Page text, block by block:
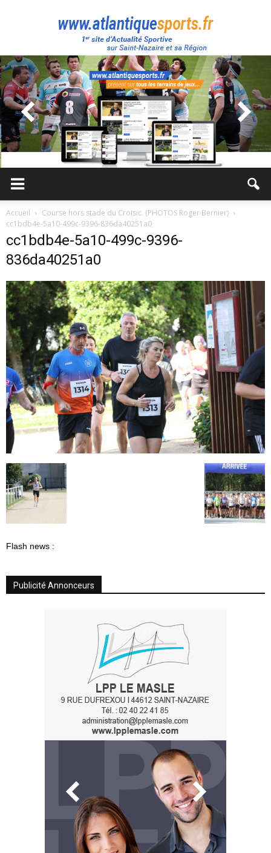
Atlantique
Sport
Accueil
Course hors stade du Croisic. (PHOTOS Roger Bernier)
cc1bdb4e-5a10-499c-9396-836da40251a0
cc1bdb4e-5a10-499c-9396-
836da40251a0
Flash news :
Publicité Annonceurs